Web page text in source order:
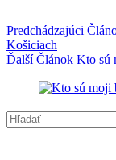
Predchádzajúci
Košiciach
ĎalšíČlánok Kto sú